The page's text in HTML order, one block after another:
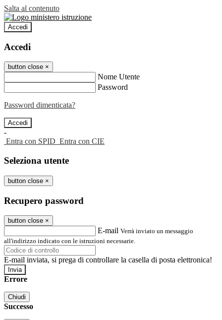
Salta al contenuto
Accedi
Accedi
button close ×
Nome Utente
Password
Password dimenticata?
-
Entra con SPID Entra con CIE
Seleziona utente
button close ×
Recupero password
button close ×
E-mail Verrà inviato un messaggio
all'indirizzo indicato con le istruzioni necessarie.
E-mail inviata, si prega di controllare la casella di posta elettronica!
Errore
Chiudi
Successo